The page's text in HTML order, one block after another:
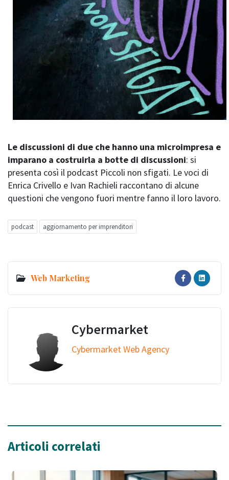
Le discussioni di due che hanno una microimpresa e
imparano a costruirla a botte di discussioni: si
presenta così il podcast Piccoli non sfigati. Le voci di
Enrica Crivello e Ivan Rachieli raccontano di alcune
questioni che vengono fuori mentre fanno il loro lavoro.
podcast aggiornamento per imprenditori
Web Marketing
Cybermarket
Cybermarket Web Agency
Articoli correlati